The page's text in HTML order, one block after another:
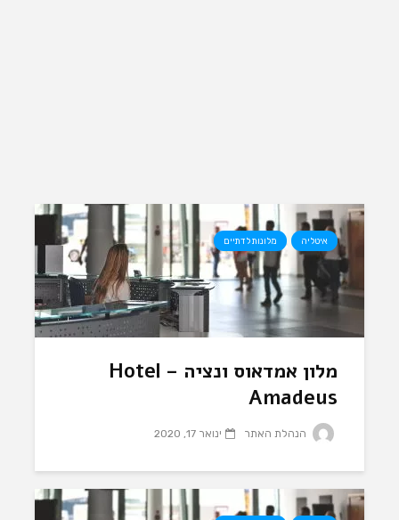
איטליה מלונות לדתיים
מלון אמדאוס ונציה – Hotel
Amadeus
הנהלת האתר ינואר 17, 2020